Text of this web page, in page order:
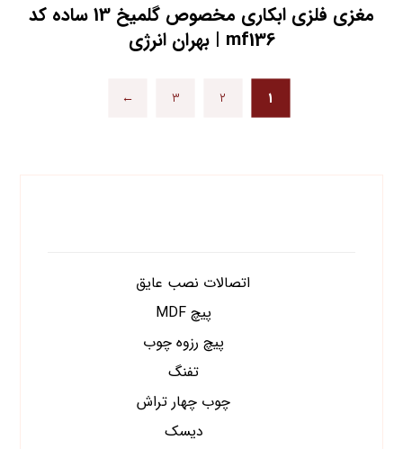
مغزي فلزي ابکاري مخصوص گلمیخ 13 ساده کد
mf136 | بهران انرژی
۱ ۲ ۳ ←
اتصالات نصب عایق
پیچ MDF
پیچ رزوه چوب
تفنگ
چوب چهار تراش
دیسک